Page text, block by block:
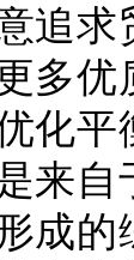
追
多
化
来
成